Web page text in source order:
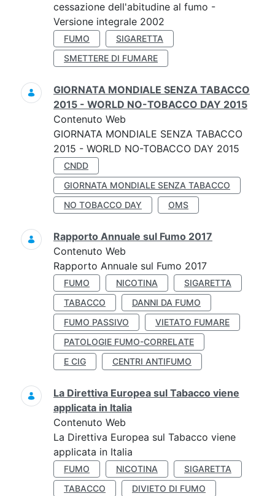
cessazione dell'abitudine al fumo -
Versione integrale 2002
FUMO
SIGARETTA
SMETTERE DI FUMARE
GIORNATA MONDIALE SENZA TABACCO
2015 - WORLD NO-TOBACCO DAY 2015
Contenuto Web
GIORNATA MONDIALE SENZA TABACCO
2015 - WORLD NO-TOBACCO DAY 2015
CNDD
GIORNATA MONDIALE SENZA TABACCO
NO TOBACCO DAY
OMS
Rapporto Annuale sul Fumo 2017
Contenuto Web
Rapporto Annuale sul Fumo 2017
FUMO NICOTINA
SIGARETTA
TABACCO
DANNI DA FUMO
FUMO PASSIVO
VIETATO FUMARE
PATOLOGIE FUMO-CORRELATE
E CIG
CENTRI ANTIFUMO
La Direttiva Europea sul Tabacco viene
applicata in Italia
Contenuto Web
La Direttiva Europea sul Tabacco viene
applicata in Italia
FUMO NICOTINA
SIGARETTA
TABACCO
DIVIETO DI FUMO